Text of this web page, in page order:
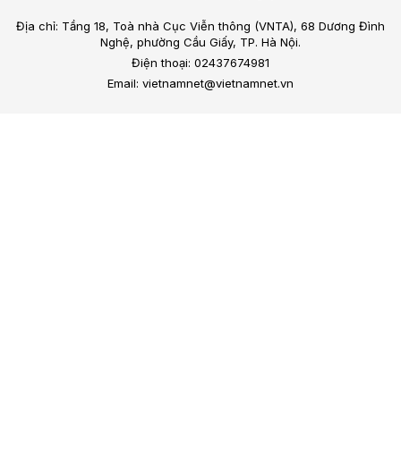
Địa chỉ: Tầng 18, Toà nhà Cục Viễn thông (VNTA), 68 Dương Đình
Nghệ, phường Cầu Giấy, TP. Hà Nội.
Điện thoại: 02437674981
Email: vietnamnet@vietnamnet.vn